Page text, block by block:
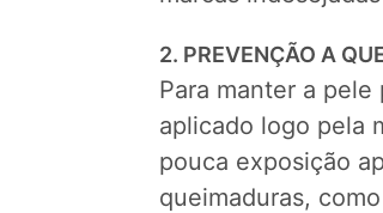
2. PREVENÇÃO A
Para manter a
aplicado logo pela
pouca exposição
queimaduras,